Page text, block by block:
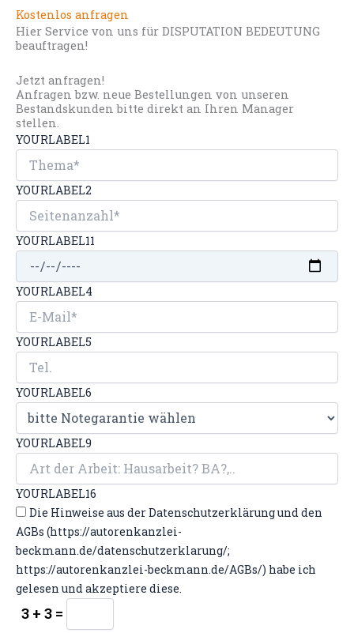
Kostenlos anfragen
Hier Service von uns für DISPUTATION BEDEUTUNG
beauftragen!
Jetzt anfragen!
Anfragen bzw. neue Bestellungen von unseren
Bestandskunden bitte direkt an Ihren Manager
stellen.
YOURLABEL1
YOURLABEL2
YOURLABEL11
YOURLABEL4
YOURLABEL5
YOURLABEL6
YOURLABEL9
YOURLABEL16
Die Hinweise aus der Datenschutzerklärung und den
AGBs (https://autorenkanzlei-
beckmann.de/datenschutzerklarung/;
https://autorenkanzlei-beckmann.de/AGBs/) habe ich
gelesen und akzeptiere diese.
3 + 3 =